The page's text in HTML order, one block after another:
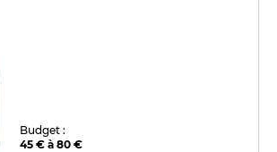
Budget :
45 € à 80 €